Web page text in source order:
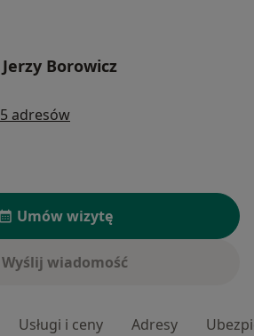
Borowicz
5 adresów
Umów wizytę
Wyślij wiadomość
Usługi i ceny Adresy